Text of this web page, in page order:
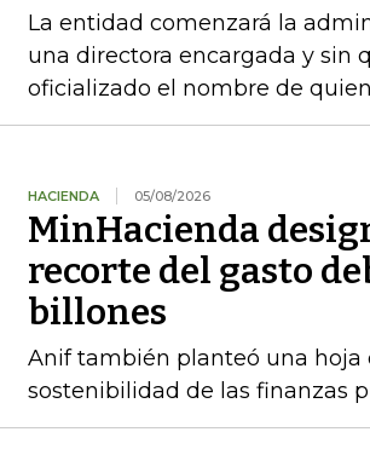
La entidad comenzará la
una directora encargada y sin
oficializado el nombre de
HACIENDA 05/08/2026
MinHacienda
recorte del gasto
billones
Anif también planteó una hoja
sostenibilidad de las finanzas